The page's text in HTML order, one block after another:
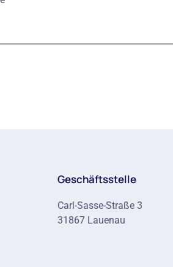
Geschäftsstelle
Carl-Sasse-Straße 3
31867 Lauenau